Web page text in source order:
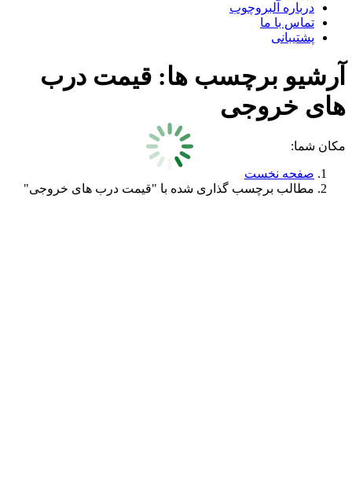
درباره آلبروچوب
تماس با ما
پشتیبانی
آرشیو برچسب ها: قیمت درب
های خروجی
مکان شما:
صفحه نخست
مطالب برچسب گذاری شده با "قیمت درب های خروجی"